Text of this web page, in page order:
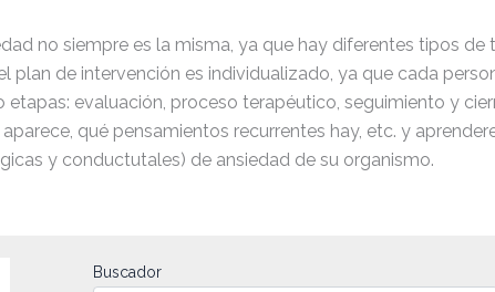
no siempre es la misma, ya que hay diferentes tipos
plan de intervención es individualizado, ya que cada
evaluación, proceso terapéutico, seguimiento y
qué pensamientos recurrentes hay, etc. y
y conductutales) de ansiedad de su organismo.
Buscador